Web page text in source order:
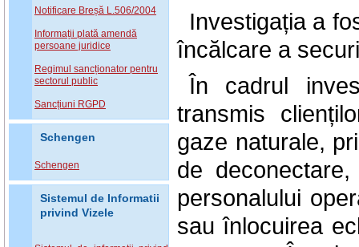
Notificare Breșă L.506/2004
Informații plată amendă
persoane juridice
Regimul sancționator pentru
sectorul public
Sancțiuni RGPD
Schengen
Schengen
Sistemul de Informatii
privind Vizele
Investigația a
încălcare a
În cadrul
transmis
gaze naturale,
de
personalului
sau înlocuirea